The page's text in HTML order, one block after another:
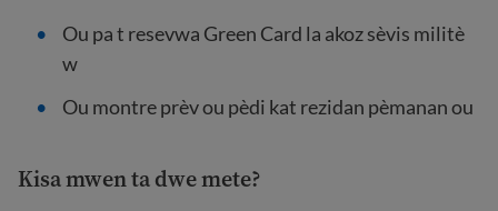
Ou pa t resevwa Green Card la akoz sèvis militè
w
Ou montre prèv ou pèdi kat rezidan pèmanan ou
Kisa mwen ta dwe mete?